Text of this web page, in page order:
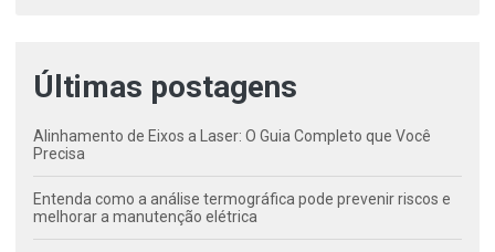
Últimas postagens
Alinhamento de Eixos a Laser: O Guia Completo que Você
Precisa
Entenda como a análise termográfica pode prevenir riscos e
melhorar a manutenção elétrica